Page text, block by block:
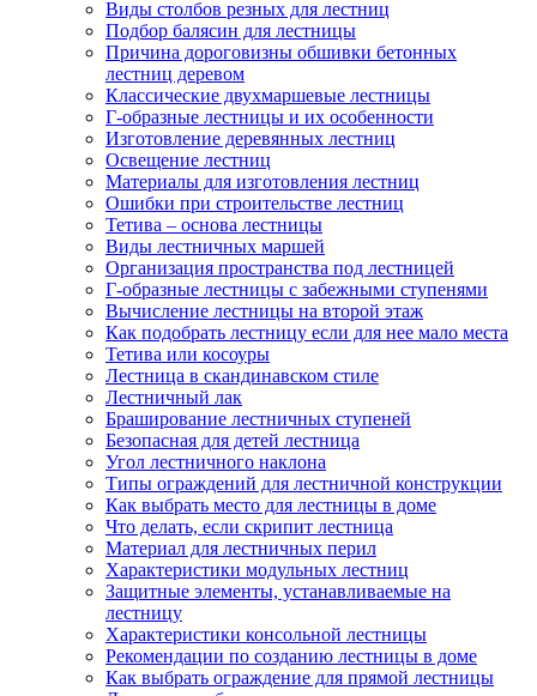
Виды столбов резных для лестниц
Подбор балясин для лестницы
Причина дороговизны обшивки бетонных
лестниц деревом
Классические двухмаршевые лестницы
Г-образные лестницы и их особенности
Изготовление деревянных лестниц
Освещение лестниц
Материалы для изготовления лестниц
Ошибки при строительстве лестниц
Тетива – основа лестницы
Виды лестничных маршей
Организация пространства под лестницей
Г-образные лестницы с забежными ступенями
Вычисление лестницы на второй этаж
Как подобрать лестницу если для нее мало места
Тетива или косоуры
Лестница в скандинавском стиле
Лестничный лак
Браширование лестничных ступеней
Безопасная для детей лестница
Угол лестничного наклона
Типы ограждений для лестничной конструкции
Как выбрать место для лестницы в доме
Что делать, если скрипит лестница
Материал для лестничных перил
Характеристики модульных лестниц
Защитные элементы, устанавливаемые на
лестницу
Характеристики консольной лестницы
Рекомендации по созданию лестницы в доме
Как выбрать ограждение для прямой лестницы